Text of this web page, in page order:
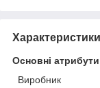
Характеристики
Основні атрибути
Виробник